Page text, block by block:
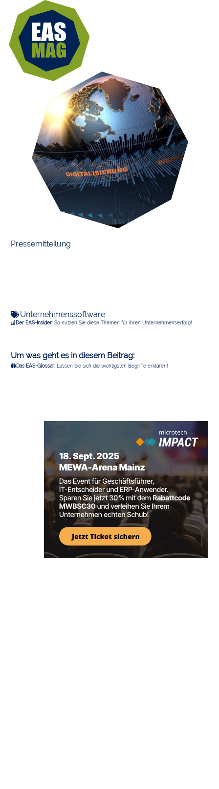
Pressemitteilung
Unternehmenssoftware
Der EAS-Insider: So nutzen Sie diese Themen für ihren Unternehmenserfolg!
Um was geht es in diesem Beitrag:
Das EAS-Glossar: Lassen Sie sich die wichtigsten Begriffe erklären!